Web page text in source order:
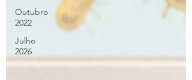
Outubro
2022
Julho
2026